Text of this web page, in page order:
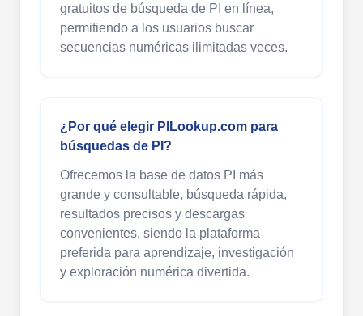
gratuitos de búsqueda de PI en línea,
permitiendo a los usuarios buscar
secuencias numéricas ilimitadas veces.
¿Por qué elegir PILookup.com para
búsquedas de PI?
Ofrecemos la base de datos PI más
grande y consultable, búsqueda rápida,
resultados precisos y descargas
convenientes, siendo la plataforma
preferida para aprendizaje, investigación
y exploración numérica divertida.